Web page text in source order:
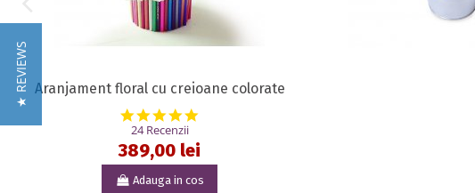
Aranjament floral cu creioane colorate
24 Recenzii
389,00 lei
Adauga in cos
★ REVIEWS